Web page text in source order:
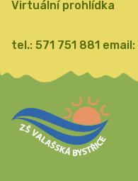
Virtuální prohlídka
tel.: 571 751 881 email: